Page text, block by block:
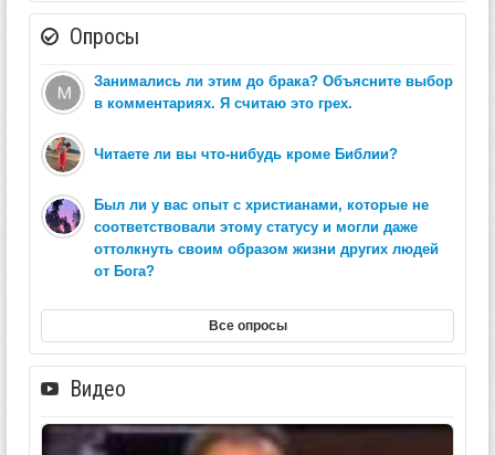
Опросы
Занимались ли этим до брака? Объясните выбор
в комментариях. Я считаю это грех.
Читаете ли вы что-нибудь кроме Библии?
Был ли у вас опыт с христианами, которые не
соответствовали этому статусу и могли даже
оттолкнуть своим образом жизни других людей
от Бога?
Все опросы
Видео